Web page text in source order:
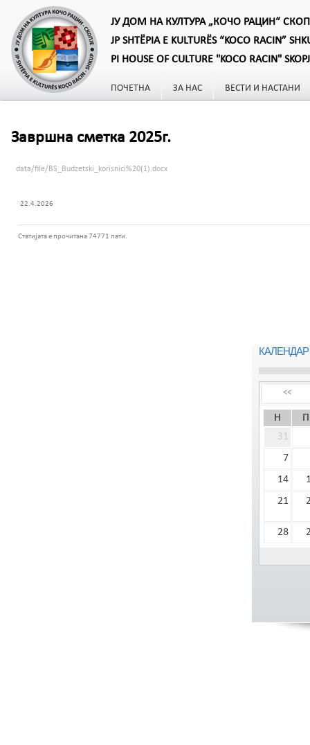
ЈУ ДОМ НА КУЛТУРА „КОЧО РАЦИН“
JP SHTËPIA E KULTURËS “KOCO RACIN”
PI HOUSE OF CULTURE "KOCO RACIN"
ПОЧЕТНА ЗА НАС ВЕСТИ И НАСТАНИ
Завршна сметка 2025г.
data/file/BS_Budzetski_korisnici%20(1).docx
22.4.2026
Статијата е прочитана 74771 пати.
<<
Н
П
31
7
14
21
28